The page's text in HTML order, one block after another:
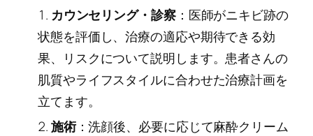
カウンセリング・診察：医師がニキビ跡の
状態を評価し、治療の適応や期待できる効
果、リスクについて説明します。患者さんの
肌質やライフスタイルに合わせた治療計画を
立てます。
施術：洗顔後、必要に応じて麻酔クリーム